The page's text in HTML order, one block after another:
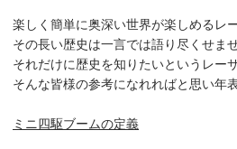
楽しく簡単に奥深い世界が楽しめるレ
その長い歴史は一言では語り尽くせませ
それだけに歴史を知りたいというレー
そんな皆様の参考になれればと思い年
ミニ四駆ブームの定義